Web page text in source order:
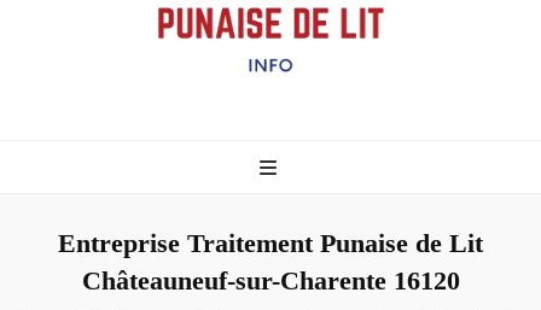
– Info
Entreprise Traitement Punaise de Lit
Châteauneuf-sur-Charente 16120